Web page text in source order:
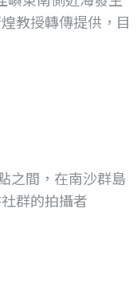
教授轉傳提供，目
之間，在南沙群島
群的拍攝者